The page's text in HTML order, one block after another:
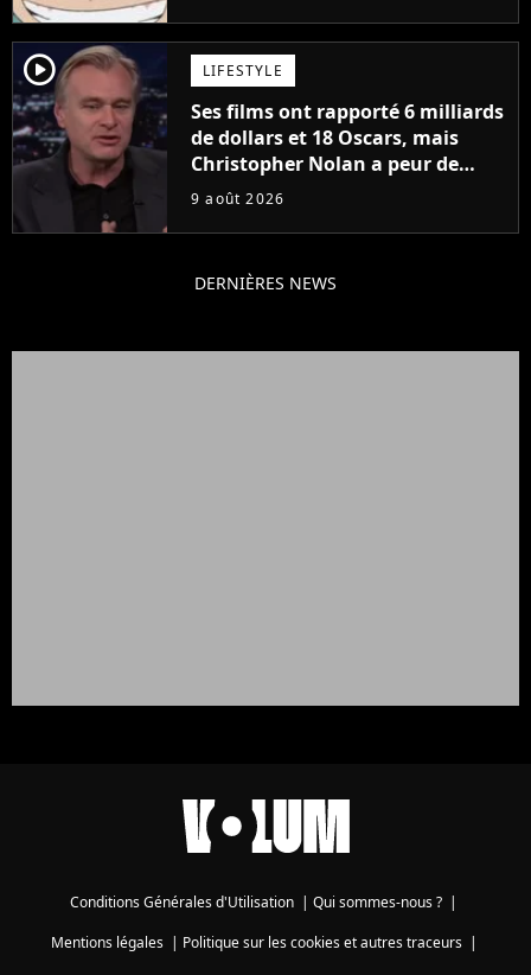
player2 LIFESTYLE
Ses films ont rapporté 6 milliards
de dollars et 18 Oscars, mais
Christopher Nolan a peur de
tourner un genre de films très
9 août 2026
DERNIÈRES NEWS
Conditions Générales d'Utilisation | Qui sommes-nous ? |
Mentions légales| Politique sur les cookies et autres traceurs|